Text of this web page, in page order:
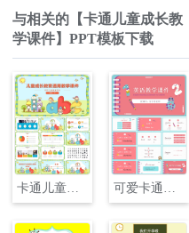
与相关的【卡通儿童成长教
学课件】PPT模板下载
卡通儿童成长教学课件PPT模板 可爱卡通幼儿教学课件模板PPT